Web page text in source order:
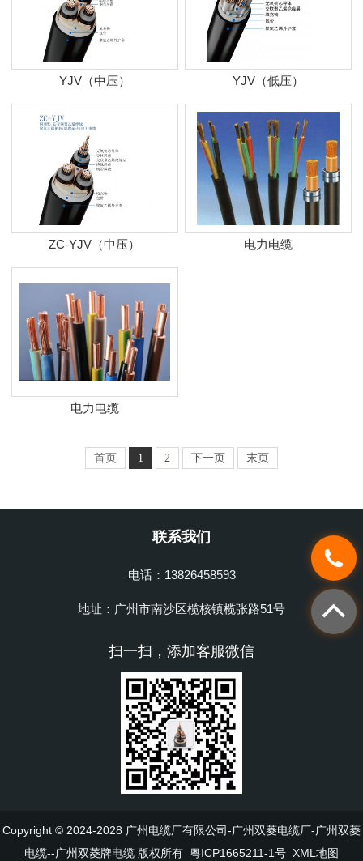
YJV（中压） YJV（低压）
ZC-YJV（中压） 电力电缆
电力电缆
首页 1 2 下一页 末页
联系我们
电话：13826458593
地址：广州市南沙区榄核镇榄张路51号
扫一扫，添加客服微信
Copyright © 2024-2028 广州电缆厂有限公司-广州双菱电缆厂-广州双菱
电缆--广州双菱牌电缆 版权所有 粤ICP1665211-1号 XML地图